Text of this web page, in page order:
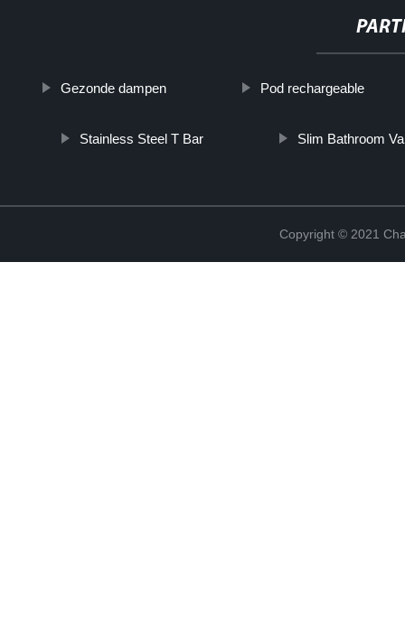
Gezonde dampen Pod rechargeable
Stainless Steel T Bar Slim Bathroom
Copyright © 2021